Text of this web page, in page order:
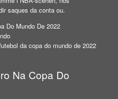
saques da conta ou.
Do Mundo De 2022
da copa do mundo de 2022
Na Copa Do